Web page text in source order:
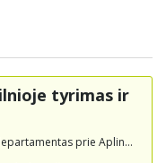
tyrimas ir
prie Aplinkos ministerijos